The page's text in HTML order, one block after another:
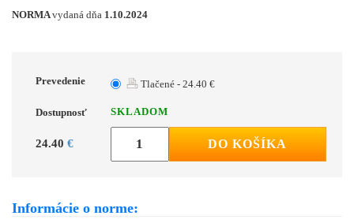
NORMAvydaná dňa 1.10.2024
Prevedenie Tlačené - 24.40 €
Dostupnosť SKLADOM
24.40 € DO KOŠÍKA
Informácie o norme: